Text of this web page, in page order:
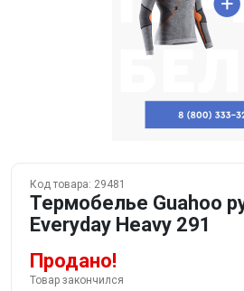
Код товара: 29481
Термобелье Guahoo
Everyday Heavy 291
Продано!
Товар закончился